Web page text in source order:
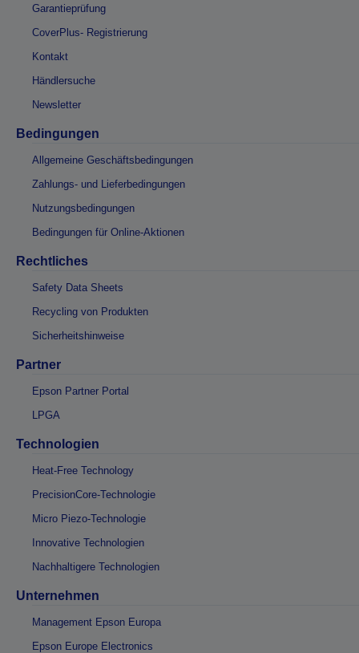
Garantieprüfung
CoverPlus- Registrierung
Kontakt
Händlersuche
Newsletter
Bedingungen
Allgemeine Geschäftsbedingungen
Zahlungs- und Lieferbedingungen
Nutzungsbedingungen
Bedingungen für Online-Aktionen
Rechtliches
Safety Data Sheets
Recycling von Produkten
Sicherheitshinweise
Partner
Epson Partner Portal
LPGA
Technologien
Heat-Free Technology
PrecisionCore-Technologie
Micro Piezo-Technologie
Innovative Technologien
Nachhaltigere Technologien
Unternehmen
Management Epson Europa
Epson Europe Electronics